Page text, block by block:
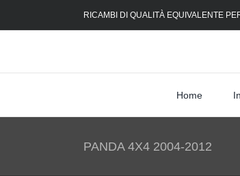
RICAMBI DI QUALITÀ EQUIVALENTE
Home
PANDA 4X4 2004-2012